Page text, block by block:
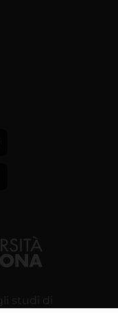
studi di